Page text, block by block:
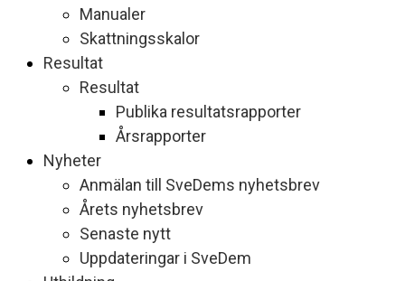
Manualer
Skattningsskalor
Resultat
Resultat
Publika resultatsrapporter
Årsrapporter
Nyheter
Anmälan till SveDems nyhetsbrev
Årets nyhetsbrev
Senaste nytt
Uppdateringar i SveDem